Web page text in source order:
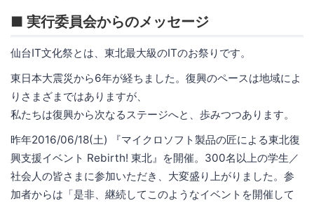
■ 実行委員会からのメッセージ
仙台IT文化祭とは、東北最大級のITのお祭りです。
東日本大震災から6年が経ちました。復興のペースは地域によ
りさまざまではありますが、
私たちは復興から次なるステージへと、歩みつつあります。
昨年2016/06/18(土) 『マイクロソフト製品の匠による東北復
興支援イベント Rebirth! 東北』を開催。300名以上の学生／
社会人の皆さまに参加いただき、大変盛り上がりました。参
加者からは「是非、継続してこのようなイベントを開催して